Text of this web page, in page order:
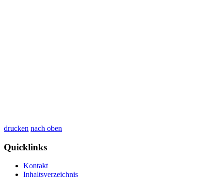
drucken nach oben
Quicklinks
Kontakt
Inhaltsverzeichnis